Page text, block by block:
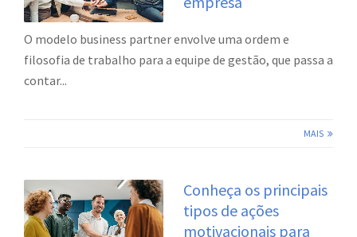
O modelo business partner envolve uma ordem e
filosofia de trabalho para a equipe de gestão, que passa a
contar...
MAIS
Conheça os principais
tipos de ações
motivacionais para